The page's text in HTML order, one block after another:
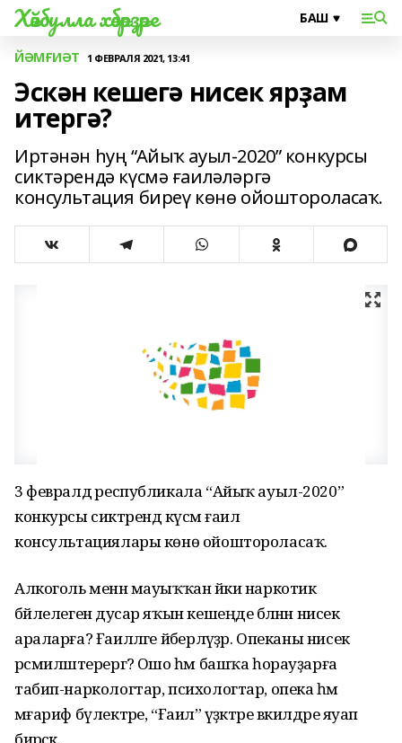
Хәйбулла хәбәрҙәре
ЙӘМҒИӘТ 1 ФЕВРАЛЯ 2021, 13:41
Эскән кешегә нисек ярҙам
итергә?
Иртәнән һуң “Айыҡ ауыл-2020” конкурсы
сиктәрендә күсмә ғаиләләргә
консультация биреү көнө ойоштороласаҡ.
3 февралдә республикала “Айыҡ ауыл-2020”
конкурсы сиктәрендә күсмә ғаилә
консультациялары көнө ойоштороласаҡ.
Алкоголь менән мауыҡҡан йәки наркотик
бәйлелегенә дусар яҡын кешеңде бәләнән нисек
араларға? Ғаиләләге йәберләүҙәр. Опеканы нисек
рәсмиләштерергә? Ошо һәм башҡа һорауҙарға
табип-наркологтар, психологтар, опека һәм
мәғариф бүлектәре, “Ғаилә” үҙәктәре вәкилдәре яуап